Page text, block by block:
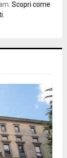
Scopri come
.